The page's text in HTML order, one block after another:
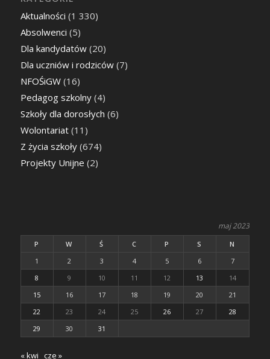
Aktualności (1 330)
Absolwenci (5)
Dla kandydatów(20)
Dla uczniów i rodziców(7)
NFOŚiGW(16)
Pedagog szkolny(4)
Szkoły dla dorosłych (6)
Wolontariat(11)
Z życia szkoły(674)
Projekty Unijne (2)
maj 2023
P W Ś C P S
N
1
2 3 4 5 6
7
8
9 10 11 12 13
14
15
16 17 18 19 20
21
22
23 24 25 26 27
28
29
30 31
« kwi cze »